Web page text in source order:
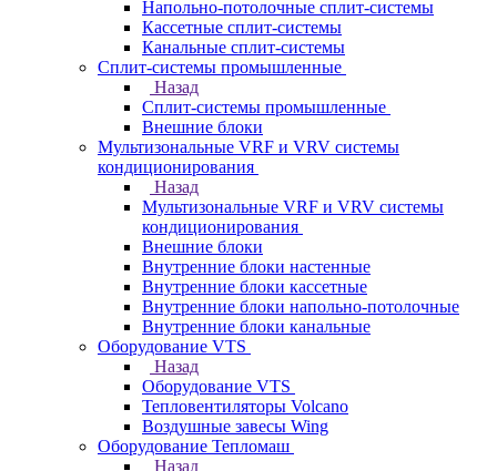
Напольно-потолочные сплит-системы
Кассетные сплит-системы
Канальные сплит-системы
Сплит-системы промышленные
Назад
Сплит-системы промышленные
Внешние блоки
Мультизональные VRF и VRV системы
кондиционирования
Назад
Мультизональные VRF и VRV системы
кондиционирования
Внешние блоки
Внутренние блоки настенные
Внутренние блоки кассетные
Внутренние блоки напольно-потолочные
Внутренние блоки канальные
Оборудование VTS
Назад
Оборудование VTS
Тепловентиляторы Volcano
Воздушные завесы Wing
Оборудование Тепломаш
Назад